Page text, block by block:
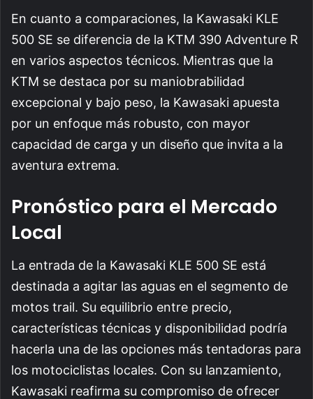
En cuanto a comparaciones, la Kawasaki KLE
500 SE se diferencia de la KTM 390 Adventure R
en varios aspectos técnicos. Mientras que la
KTM se destaca por su maniobrabilidad
excepcional y bajo peso, la Kawasaki apuesta
por un enfoque más robusto, con mayor
capacidad de carga y un diseño que invita a la
aventura extrema.
Pronóstico para el Mercado
Local
La entrada de la Kawasaki KLE 500 SE está
destinada a agitar las aguas en el segmento de
motos trail. Su equilibrio entre precio,
características técnicas y disponibilidad podría
hacerla una de las opciones más tentadoras para
los motociclistas locales. Con su lanzamiento,
Kawasaki reafirma su compromiso de ofrecer